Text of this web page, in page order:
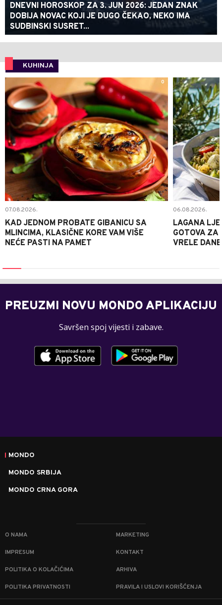
DNEVNI HOROSKOP ZA 3. JUN 2026: JEDAN ZNAK
DOBIJA NOVAC KOJI JE DUGO ČEKAO, NEKO IMA
SUDBINSKI SUSRET...
KUHINJA
0
07.08.2026.
KAD JEDNOM PROBATE GIBANICU SA
MLINCIMA, KLASIČNE KORE VAM VIŠE
NEĆE PASTI NA PAMET
06.08.2026.
LAGANA
GOTOVA ZA
VRELE DANE
PREUZMI NOVU MONDO APLIKACIJU
Savršen spoj vijesti i zabave.
MONDO
MONDO SRBIJA
MONDO CRNA GORA
O NAMA MARKETING
IMPRESUM KONTAKT
POLITIKA O KOLAČIĆIMA ARHIVA
POLITIKA PRIVATNOSTI PRAVILA I USLOVI KORIŠĆENJA